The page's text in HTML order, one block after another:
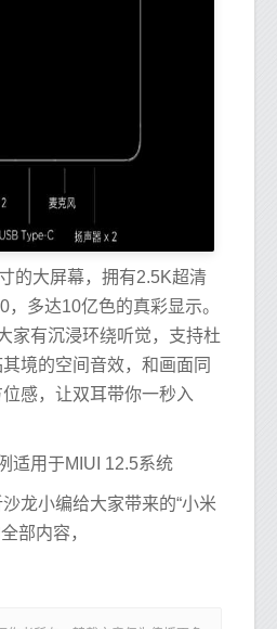
的大屏幕，拥有2.5K超清
多达10亿色的真彩显示。
家有沉浸环绕听觉，支持杜
境的空间音效，和画面同
感，让双耳带你一秒入
适用于MIUI 12.5系统
龙小编给大家带来的“小米
部内容，